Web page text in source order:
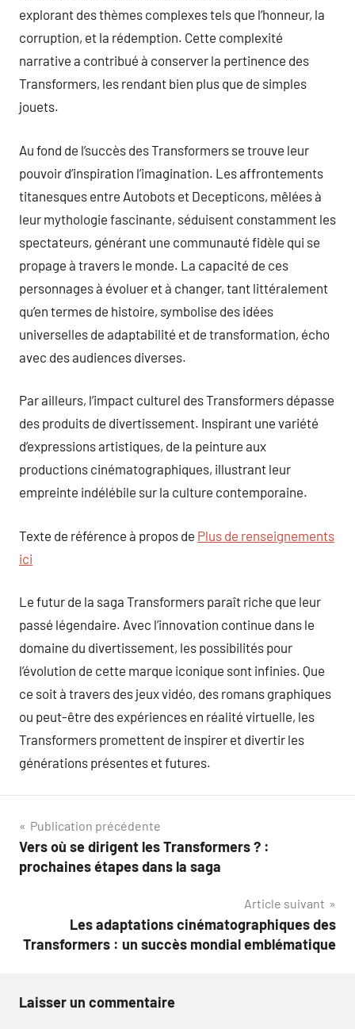
explorant des thèmes complexes tels que l’honneur, la
corruption, et la rédemption. Cette complexité
narrative a contribué à conserver la pertinence des
Transformers, les rendant bien plus que de simples
jouets.
Au fond de l’succès des Transformers se trouve leur
pouvoir d’inspiration l’imagination. Les affrontements
titanesques entre Autobots et Decepticons, mêlées à
leur mythologie fascinante, séduisent constamment les
spectateurs, générant une communauté fidèle qui se
propage à travers le monde. La capacité de ces
personnages à évoluer et à changer, tant littéralement
qu’en termes de histoire, symbolise des idées
universelles de adaptabilité et de transformation, écho
avec des audiences diverses.
Par ailleurs, l’impact culturel des Transformers dépasse
des produits de divertissement. Inspirant une variété
d’expressions artistiques, de la peinture aux
productions cinématographiques, illustrant leur
empreinte indélébile sur la culture contemporaine.
Texte de référence à propos de Plus de renseignements
ici
Le futur de la saga Transformers paraît riche que leur
passé légendaire. Avec l’innovation continue dans le
domaine du divertissement, les possibilités pour
l’évolution de cette marque iconique sont infinies. Que
ce soit à travers des jeux vidéo, des romans graphiques
ou peut-être des expériences en réalité virtuelle, les
Transformers promettent de inspirer et divertir les
générations présentes et futures.
Navigation
de
Publication précédente
Vers où se dirigent les Transformers ? :
prochaines étapes dans la saga
Article suivant
Les adaptations cinématographiques des
Transformers : un succès mondial emblématique
Laisser un commentaire